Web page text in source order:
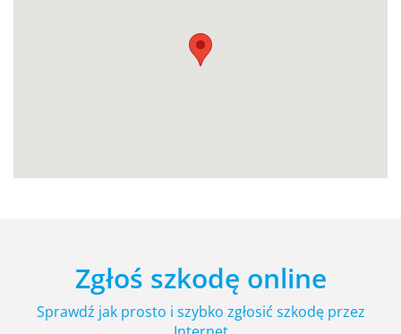
Zgłoś szkodę online
Sprawdź jak prosto i szybko zgłosić szkodę przez